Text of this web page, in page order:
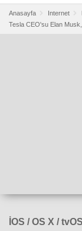
Anasayfa Internet
Tesla CEO'su Elan
İOS / OS X /